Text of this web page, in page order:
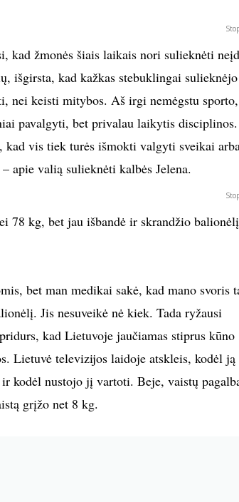
kad žmonės šiais laikais nori sulieknėti
išgirsta, kad kažkas stebuklingai
nei keisti mitybos. Aš irgi nemėgstu sporto,
pavalgyti, bet privalau laikytis
kad vis tiek turės išmokti valgyti sveikai
apie valią sulieknėti kalbės Jelena.
78 kg, bet jau išbandė ir skrandžio
bet man medikai sakė, kad mano svoris
Jis nesuveikė nė kiek. Tada ryžausi
kad Lietuvoje jaučiamas stiprus kūno
Lietuvė televizijos laidoje atskleis, kodėl ją
kodėl nustojo jį vartoti. Beje, vaistų
grįžo net 8 kg.